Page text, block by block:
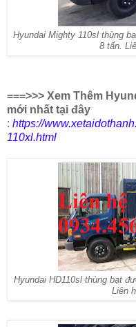
Hyundai Mighty 110sl thùng
8 tấn.
===>>> Xem Thêm
mới nhất tại đây
: https://
110xl.html
Hyundai HD110sl thùng bạt
Liên